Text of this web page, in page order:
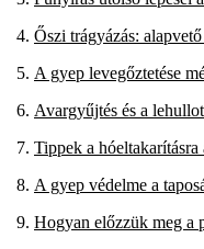
Őszi trágyázás:
A gyep levegőztetése
Avargyűjtés és a
Tippek a hóeltakarításra
A gyep védelme a
Hogyan előzzük meg a